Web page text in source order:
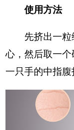
使用方法
先挤出一粒
心，然后取一
一只手的中指腹